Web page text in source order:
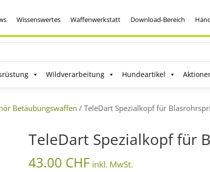
Wissenswertes Waffenwerkstatt Download-Bereich
Wildverarbeitung Hundeartikel
Betäubungswaffen / TeleDart Spezialkopf für
TeleDart Spezialkopf für
43.00 CHF inkl. MwSt.